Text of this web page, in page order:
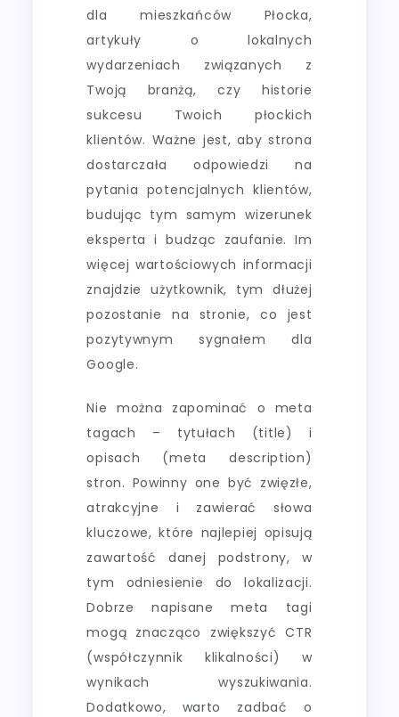
dla mieszkańców Płocka,
artykuły o lokalnych
wydarzeniach związanych z
Twoją branżą, czy historie
sukcesu Twoich płockich
klientów. Ważne jest, aby strona
dostarczała odpowiedzi na
pytania potencjalnych klientów,
budując tym samym wizerunek
eksperta i budząc zaufanie. Im
więcej wartościowych informacji
znajdzie użytkownik, tym dłużej
pozostanie na stronie, co jest
pozytywnym sygnałem dla
Google.
Nie można zapominać o meta
tagach – tytułach (title) i
opisach (meta description)
stron. Powinny one być zwięzłe,
atrakcyjne i zawierać słowa
kluczowe, które najlepiej opisują
zawartość danej podstrony, w
tym odniesienie do lokalizacji.
Dobrze napisane meta tagi
mogą znacząco zwiększyć CTR
(współczynnik klikalności) w
wynikach wyszukiwania.
Dodatkowo, warto zadbać o